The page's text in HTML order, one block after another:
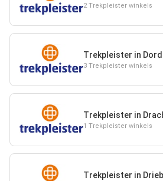
2 Trekpleister winkels
Trekpleister in
3 Trekpleister winkels
Trekpleister in
1 Trekpleister winkels
Trekpleister in